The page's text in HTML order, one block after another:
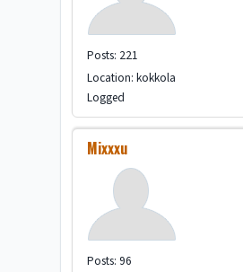
Posts: 221
Location: kokkola
Logged
Mixxxu
Posts: 96